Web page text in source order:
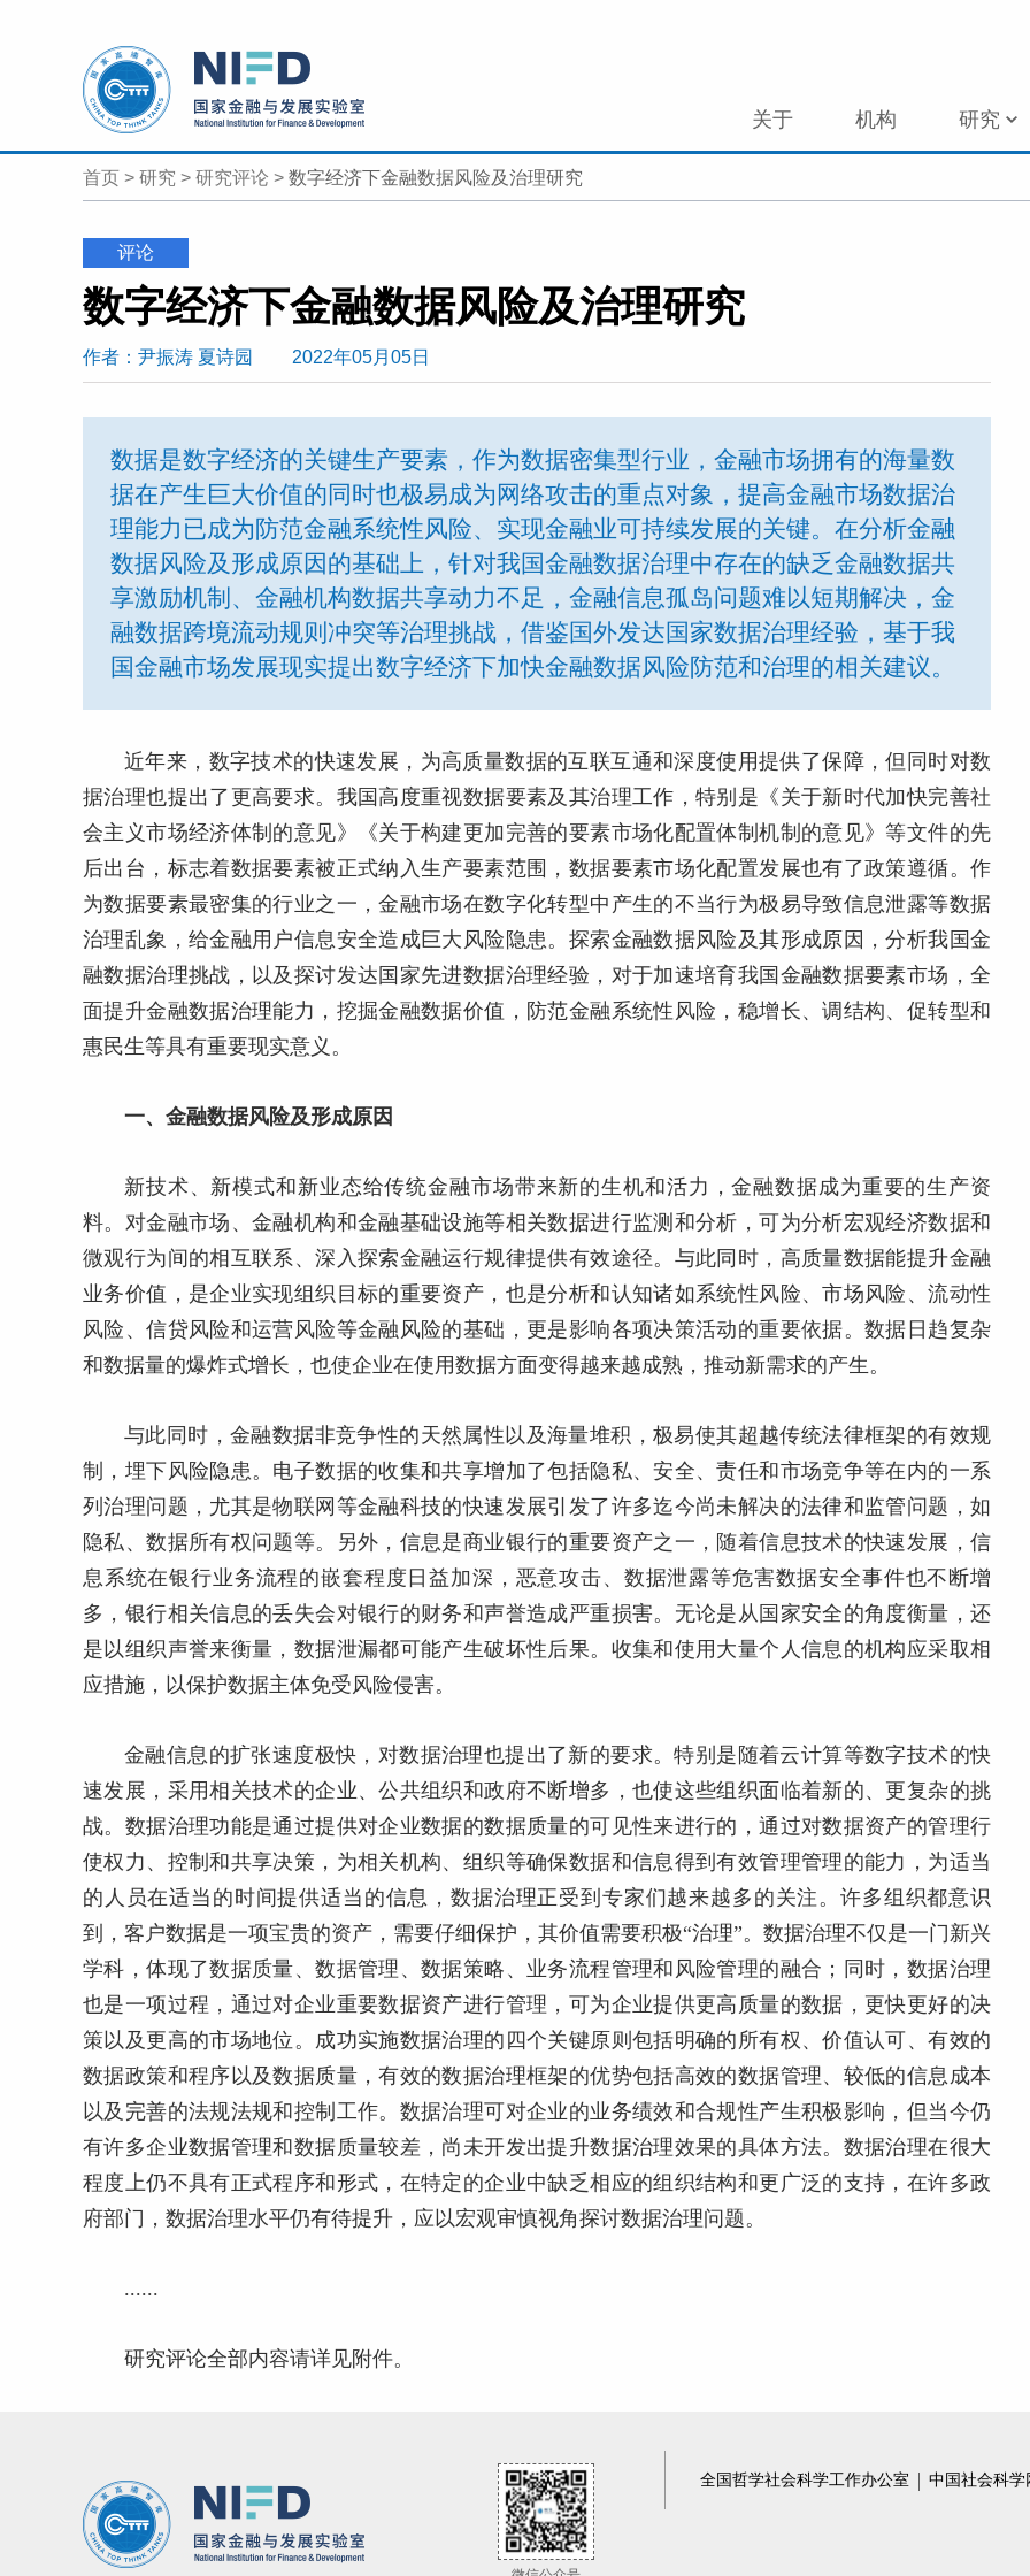
关于 机构 研究
首页 > 研究 > 研究评论 > 数字经济下金融数据风险及治理研究
评论
数字经济下金融数据风险及治理研究
作者 ：尹振涛 夏诗园 2022年05月05日
数据是数字经济的关键生产要素，作为数据密集型行业，金融市场拥有的海量数
据在产生巨大价值的同时也极易成为网络攻击的重点对象，提高金融市场数据治
理能力已成为防范金融系统性风险、实现金融业可持续发展的关键。在分析金融
数据风险及形成原因的基础上，针对我国金融数据治理中存在的缺乏金融数据共
享激励机制、金融机构数据共享动力不足，金融信息孤岛问题难以短期解决，金
融数据跨境流动规则冲突等治理挑战，借鉴国外发达国家数据治理经验，基于我
国金融市场发展现实提出数字经济下加快金融数据风险防范和治理的相关建议。
近年来，数字技术的快速发展，为高质量数据的互联互通和深度使用提供了保障，但同时对数
据治理也提出了更高要求。我国高度重视数据要素及其治理工作，特别是《关于新时代加快完善社
会主义市场经济体制的意见》《关于构建更加完善的要素市场化配置体制机制的意见》等文件的先
后出台，标志着数据要素被正式纳入生产要素范围，数据要素市场化配置发展也有了政策遵循。作
为数据要素最密集的行业之一，金融市场在数字化转型中产生的不当行为极易导致信息泄露等数据
治理乱象，给金融用户信息安全造成巨大风险隐患。探索金融数据风险及其形成原因，分析我国金
融数据治理挑战，以及探讨发达国家先进数据治理经验，对于加速培育我国金融数据要素市场，全
面提升金融数据治理能力，挖掘金融数据价值，防范金融系统性风险，稳增长、调结构、促转型和
惠民生等具有重要现实意义。
一、金融数据风险及形成原因
新技术、新模式和新业态给传统金融市场带来新的生机和活力，金融数据成为重要的生产资
料。对金融市场、金融机构和金融基础设施等相关数据进行监测和分析，可为分析宏观经济数据和
微观行为间的相互联系、深入探索金融运行规律提供有效途径。与此同时，高质量数据能提升金融
业务价值，是企业实现组织目标的重要资产，也是分析和认知诸如系统性风险、市场风险、流动性
风险、信贷风险和运营风险等金融风险的基础，更是影响各项决策活动的重要依据。数据日趋复杂
和数据量的爆炸式增长，也使企业在使用数据方面变得越来越成熟，推动新需求的产生。
与此同时，金融数据非竞争性的天然属性以及海量堆积，极易使其超越传统法律框架的有效规
制，埋下风险隐患。电子数据的收集和共享增加了包括隐私、安全、责任和市场竞争等在内的一系
列治理问题，尤其是物联网等金融科技的快速发展引发了许多迄今尚未解决的法律和监管问题，如
隐私、数据所有权问题等。另外，信息是商业银行的重要资产之一，随着信息技术的快速发展，信
息系统在银行业务流程的嵌套程度日益加深，恶意攻击、数据泄露等危害数据安全事件也不断增
多，银行相关信息的丢失会对银行的财务和声誉造成严重损害。无论是从国家安全的角度衡量，还
是以组织声誉来衡量，数据泄漏都可能产生破坏性后果。收集和使用大量个人信息的机构应采取相
应措施，以保护数据主体免受风险侵害。
金融信息的扩张速度极快，对数据治理也提出了新的要求。特别是随着云计算等数字技术的快
速发展，采用相关技术的企业、公共组织和政府不断增多，也使这些组织面临着新的、更复杂的挑
战。数据治理功能是通过提供对企业数据的数据质量的可见性来进行的，通过对数据资产的管理行
使权力、控制和共享决策，为相关机构、组织等确保数据和信息得到有效管理管理的能力，为适当
的人员在适当的时间提供适当的信息，数据治理正受到专家们越来越多的关注。许多组织都意识
到，客户数据是一项宝贵的资产，需要仔细保护，其价值需要积极“治理”。数据治理不仅是一门新兴
学科，体现了数据质量、数据管理、数据策略、业务流程管理和风险管理的融合；同时，数据治理
也是一项过程，通过对企业重要数据资产进行管理，可为企业提供更高质量的数据，更快更好的决
策以及更高的市场地位。成功实施数据治理的四个关键原则包括明确的所有权、价值认可、有效的
数据政策和程序以及数据质量，有效的数据治理框架的优势包括高效的数据管理、较低的信息成本
以及完善的法规法规和控制工作。数据治理可对企业的业务绩效和合规性产生积极影响，但当今仍
有许多企业数据管理和数据质量较差，尚未开发出提升数据治理效果的具体方法。数据治理在很大
程度上仍不具有正式程序和形式，在特定的企业中缺乏相应的组织结构和更广泛的支持，在许多政
府部门，数据治理水平仍有待提升，应以宏观审慎视角探讨数据治理问题。
......
研究评论全部内容请详见附件。
全国哲学社会科学工作办公室 中国社会科学